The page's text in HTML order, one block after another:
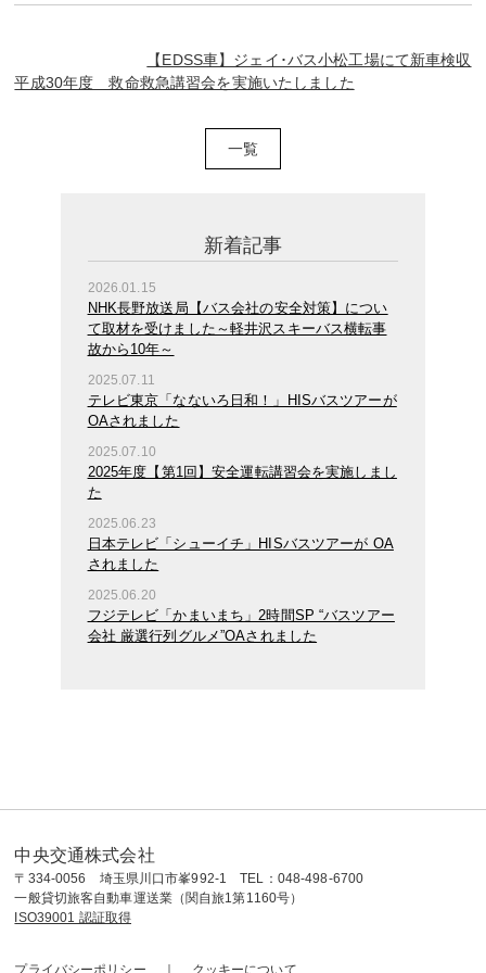
【EDSS車】ジェイ･バス小松工場にて新車検収
平成30年度 救命救急講習会を実施いたしました
一覧
新着記事
2026.01.15
NHK長野放送局【バス会社の安全対策】につい
て取材を受けました～軽井沢スキーバス横転事
故から10年～
2025.07.11
テレビ東京「なないろ日和！」HISバスツアーが
OAされました
2025.07.10
2025年度【第1回】安全運転講習会を実施しまし
た
2025.06.23
日本テレビ「シューイチ」HISバスツアーが OA
されました
2025.06.20
フジテレビ「かまいまち」2時間SP “バスツアー
会社 厳選行列グルメ”OAされました
中央交通株式会社
〒334-0056 埼玉県川口市峯992-1 TEL：048-498-6700
一般貸切旅客自動車運送業（関自旅1第1160号）
ISO39001 認証取得
プライバシーポリシー クッキーについて